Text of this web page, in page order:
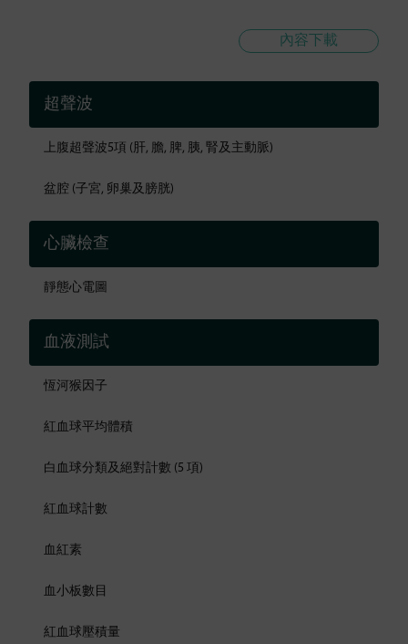
內容下載
超聲波
上腹超聲波5項 (肝, 膽, 脾, 胰, 腎及主動脈)
盆腔 (子宮, 卵巢及膀胱)
心臟檢查
靜態心電圖
血液測試
恆河猴因子
紅血球平均體積
白血球分類及絕對計數 (5 項)
紅血球計數
血紅素
血小板數目
紅血球壓積量